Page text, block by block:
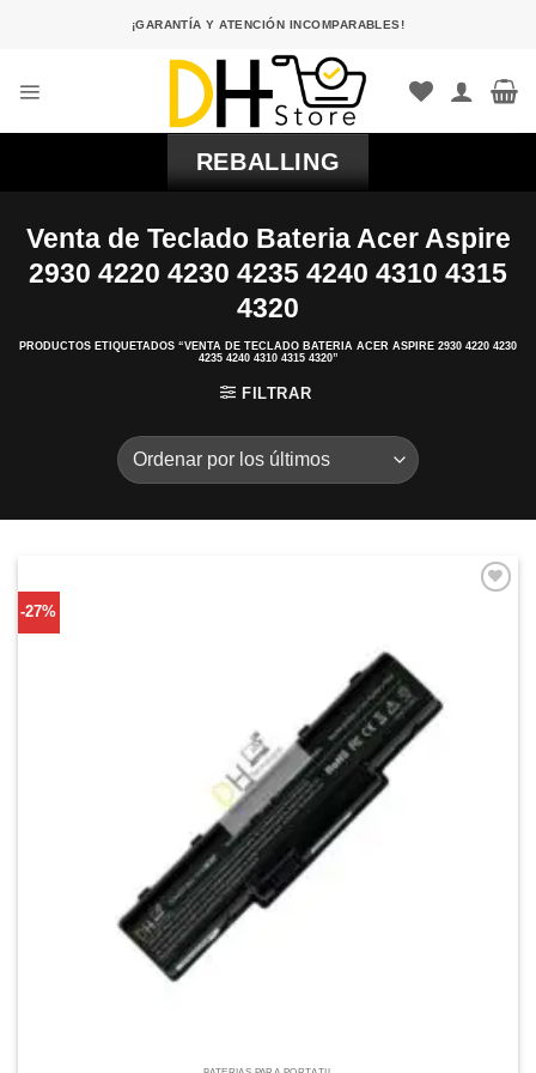
¡GARANTÍA Y ATENCIÓN INCOMPARABLES!
REBALLING
Venta de Teclado Bateria Acer Aspire
2930 4220 4230 4235 4240 4310 4315
4320
PRODUCTOS ETIQUETADOS “VENTA DE TECLADO BATERIA ACER ASPIRE 2930 4220 4230
4235 4240 4310 4315 4320”
FILTRAR
-27%